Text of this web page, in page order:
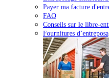
Payer ma facture
FAQ
Conseils sur le libre-
Fournitures